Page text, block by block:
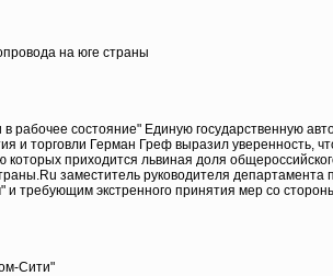
на юге страны
в рабочее состояние" Единую
и торговли Герман Греф выразил
приходится львиная доля
заместитель руководителя
требующим экстренного принятия мер со
Сити"